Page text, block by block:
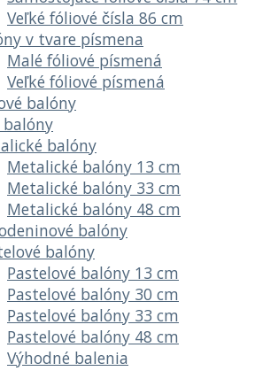
Veľké fóliové čísla 86 cm
v tvare písmena
Malé fóliové písmená
Veľké fóliové písmená
balóny
balóny
balóny
Metalické balóny 13 cm
Metalické balóny 33 cm
Metalické balóny 48 cm
balóny
balóny
Pastelové balóny 13 cm
Pastelové balóny 30 cm
Pastelové balóny 33 cm
Pastelové balóny 48 cm
Výhodné balenia